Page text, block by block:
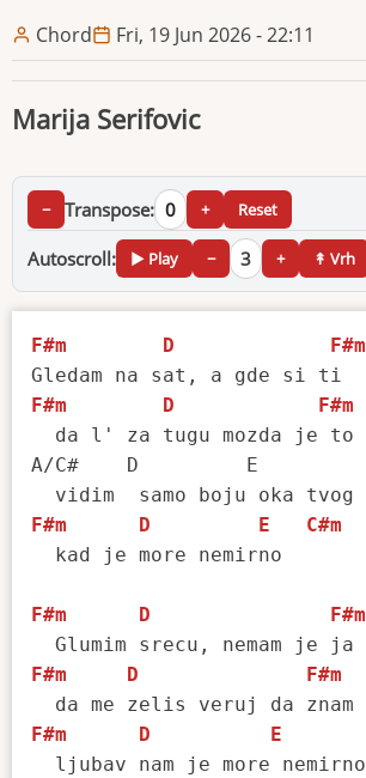
Chord Fri, 19 Jun 2026 - 22:11
Marija Serifovic
− Transpose: 0 + Reset
Autoscroll: ▶ Play − 3 + ↟ Vrh
F#m D F#m
F#m
D F#m
  da l' za tugu mozda je to
A/C#    D         E
F#m
D E
C#m
  kad je more nemirno
F#m D F#m
F#m
D F#m
F#m
D
E